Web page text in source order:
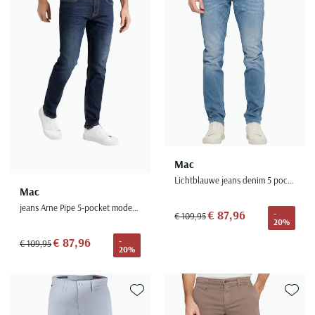
Mac
jeans Arne Pipe 5-pocket modern fit blauw
€ 109,95€ 87,96
-
20%
Mac
Lichtblauwe jeans denim 5 pocket
€ 109,95€ 87,96
-
20%
Toevoegen aan favorieten